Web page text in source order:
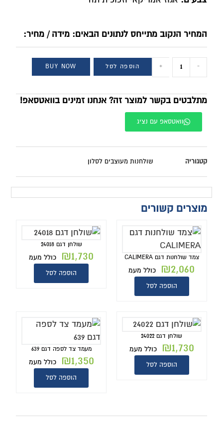
המחיר הנקוב מתייחס לנתונים הבאים: מידה / מחיר:
-
+ הוספה לסל BUY NOW
מתלבטים בקשר למוצר זה? אנחנו זמינים בוואטסאפ!
וואטסאפ עם נציג
קטגוריה שולחנות מעוצבים לסלון
מוצרים קשורים
צמד שולחנות דגם CALIMERA
₪2,060 כולל מעמ
הוספה לסל
שולחן דגם 24018
₪1,730 כולל מעמ
הוספה לסל
שולחן דגם 24022
₪1,730 כולל מעמ
הוספה לסל
מעמד צד לספה דגם 639
₪1,350 כולל מעמ
הוספה לסל